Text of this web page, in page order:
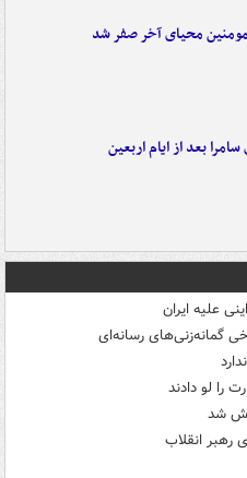
محیای آخر صفر شد
بعد از ایام اربعین
علیه ایران
گمانه‌زنی‌های رسانه‌ای
را لو دادند